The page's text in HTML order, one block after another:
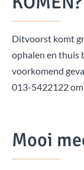
Ditvoorst komt
ophalen en thuis
voorkomend
013-5422122 om
Mooi